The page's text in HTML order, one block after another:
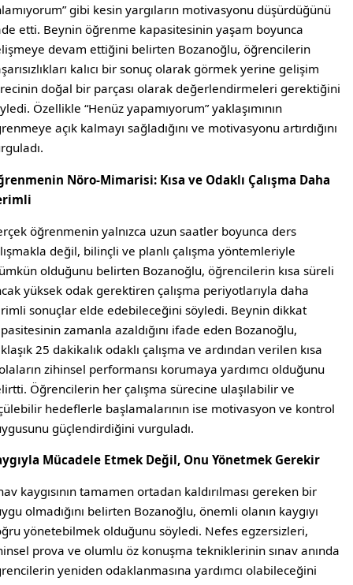
gibi kesin yargıların motivasyonu düşürdüğünü
etti. Beynin öğrenme kapasitesinin yaşam boyunca
devam ettiğini belirten Bozanoğlu, öğrencilerin
kalıcı bir sonuç olarak görmek yerine gelişim
doğal bir parçası olarak değerlendirmeleri gerektiğini
Özellikle “Henüz yapamıyorum” yaklaşımının
açık kalmayı sağladığını ve motivasyonu artırdığını
Nöro-Mimarisi: Kısa ve Odaklı Çalışma Daha
öğrenmenin yalnızca uzun saatler boyunca ders
değil, bilinçli ve planlı çalışma yöntemleriyle
olduğunu belirten Bozanoğlu, öğrencilerin kısa süreli
yüksek odak gerektiren çalışma periyotlarıyla daha
sonuçlar elde edebileceğini söyledi. Beynin dikkat
zamanla azaldığını ifade eden Bozanoğlu,
25 dakikalık odaklı çalışma ve ardından verilen kısa
zihinsel performansı korumaya yardımcı olduğunu
Öğrencilerin her çalışma sürecine ulaşılabilir ve
hedeflerle başlamalarının ise motivasyon ve kontrol
güçlendirdiğini vurguladı.
Mücadele Etmek Değil, Onu Yönetmek Gerekir
kaygısının tamamen ortadan kaldırılması gereken bir
olmadığını belirten Bozanoğlu, önemli olanın kaygıyı
yönetebilmek olduğunu söyledi. Nefes egzersizleri,
prova ve olumlu öz konuşma tekniklerinin sınav anında
yeniden odaklanmasına yardımcı olabileceğini